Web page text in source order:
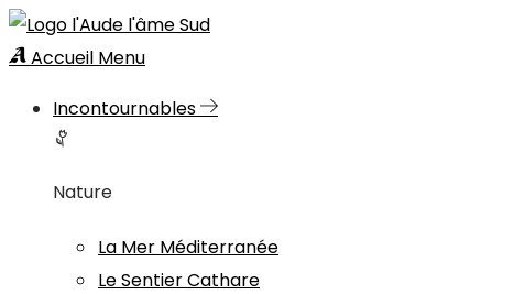
Accueil Menu
Incontournables
Nature
La Mer Méditerranée
Le Sentier Cathare